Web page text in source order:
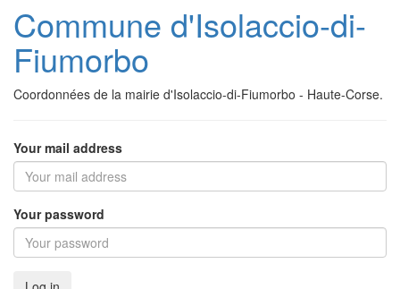
Commune d'Isolaccio-di-
Fiumorbo
Coordonnées de la mairie d'Isolaccio-di-Fiumorbo - Haute-Corse.
Your mail address
Your password